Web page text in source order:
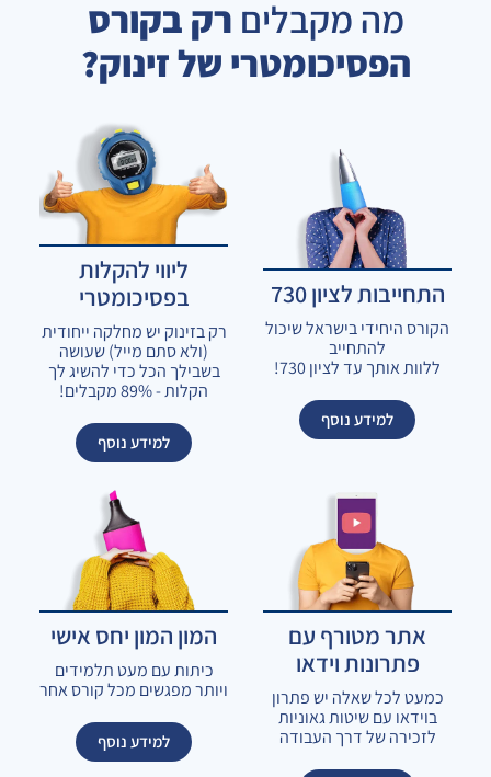
מה מקבלים רק בקורס
הפסיכומטרי של זינוק?
התחייבות לציון 730
הקורס היחידי בישראל שיכול
להתחייב
ללוות אותך עד לציון 730!
למידע נוסף
ליווי להקלות
בפסיכומטרי
רק בזינוק יש מחלקה ייחודית
(ולא סתם מייל) שעושה
בשבילך הכל כדי להשיג לך
הקלות - 89% מקבלים!
למידע נוסף
אתר מטורף עם
פתרונות וידאו
כמעט לכל שאלה יש פתרון
בוידאו עם שיטות גאוניות
לזכירה של דרך העבודה
המון המון יחס אישי
כיתות עם מעט תלמידים
ויותר מפגשים מכל קורס אחר
למידע נוסף